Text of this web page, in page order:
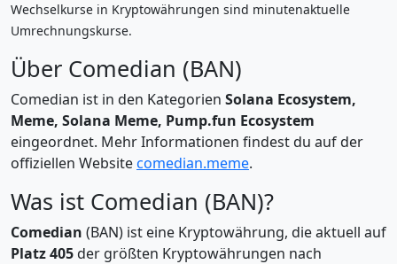
Wechselkurse in Kryptowährungen sind minutenaktuelle
Umrechnungskurse.
Über Comedian (BAN)
Comedian ist in den Kategorien Solana Ecosystem,
Meme, Solana Meme, Pump.fun Ecosystem
eingeordnet. Mehr Informationen findest du auf der
offiziellen Websitecomedian.meme.
Was ist Comedian (BAN)?
Comedian (BAN) ist eine Kryptowährung, die aktuell auf
Platz 405der größten Kryptowährungen nach